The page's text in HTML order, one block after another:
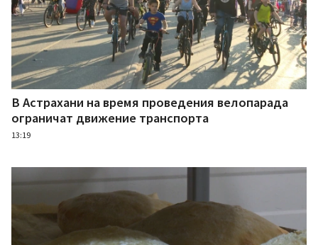
В Астрахани на время проведения велопарада
ограничат движение транспорта
13:19